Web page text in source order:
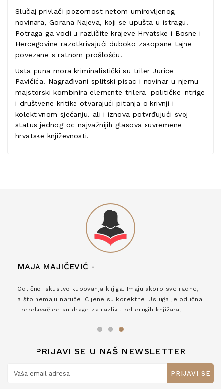
Slučaj privlači pozornost netom umirovljenog
novinara, Gorana Najeva, koji se upušta u istragu.
Potraga ga vodi u različite krajeve Hrvatske i Bosne i
Hercegovine razotkrivajući duboko zakopane tajne
povezane s ratnom prošlošću.
Usta puna mora kriminalistički su triler Jurice
Pavičića. Nagrađivani splitski pisac i novinar u njemu
majstorski kombinira elemente trilera, političke intrige
i društvene kritike otvarajući pitanja o krivnji i
kolektivnom sjećanju, ali i iznova potvrđujući svoj
status jednog od najvažnijih glasova suvremene
hrvatske književnosti.
MAJA MAJIČEVIĆ - -
Odlično iskustvo kupovanja knjiga. Imaju skoro sve radne,
a što nemaju naruče. Cijene su korektne. Usluga je odlična
i prodavačice su drage za razliku od drugih knjižara,
PRIJAVI SE U NAŠ NEWSLETTER
PRIJAVI SE